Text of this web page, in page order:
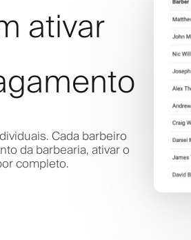
ativar
Cada barbeiro
da barbearia, ativar o
completo.